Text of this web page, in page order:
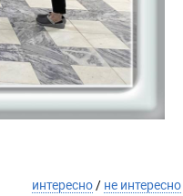
интересно / не интересно